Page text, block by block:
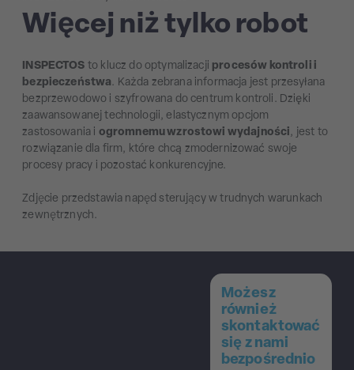
Więcej niż tylko robot
INSPECTOS to klucz do optymalizacji procesów kontroli i
bezpieczeństwa. Każda zebrana informacja jest przesyłana
bezprzewodowo i szyfrowana do centrum kontroli. Dzięki
zaawansowanej technologii, elastycznym opcjom
zastosowania i ogromnemu wzrostowi wydajności, jest to
rozwiązanie dla firm, które chcą zmodernizować swoje
procesy pracy i pozostać konkurencyjne.
Zdjęcie przedstawia napęd sterujący w trudnych warunkach
zewnętrznych.
Możesz
również
skontaktować
się z nami
bezpośrednio